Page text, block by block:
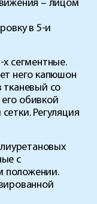
– лицом
в 5-и
сегментные.
него капюшон
тканевый со
обивкой
Регуляция
с
положении.